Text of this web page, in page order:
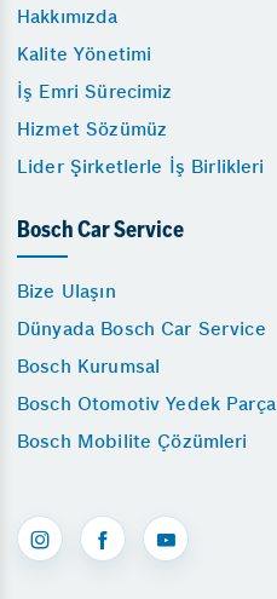
Hakkımızda
Kalite Yönetimi
İş Emri Sürecimiz
Hizmet Sözümüz
Lider Şirketlerle İş Birlikleri
Bosch Car Service
Bize Ulaşın
Dünyada Bosch Car Service
Bosch Kurumsal
Bosch Otomotiv Yedek Parça
Bosch Mobilite Çözümleri